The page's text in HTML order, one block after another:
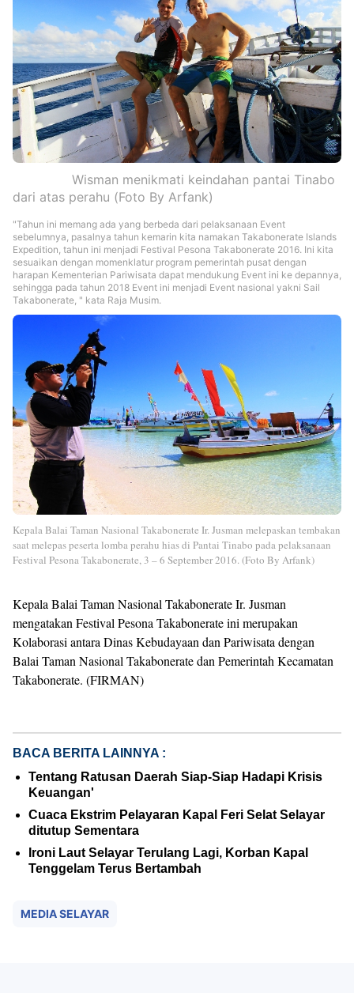
Wisman menikmati keindahan pantai Tinabo
dari atas perahu (Foto By Arfank)
"Tahun ini memang ada yang berbeda dari pelaksanaan Event
sebelumnya, pasalnya tahun kemarin kita namakan Takabonerate Islands
Expedition, tahun ini menjadi Festival Pesona Takabonerate 2016. Ini kita
sesuaikan dengan momenklatur program pemerintah pusat dengan
harapan Kementerian Pariwisata dapat mendukung Event ini ke depannya,
sehingga pada tahun 2018 Event ini menjadi Event nasional yakni Sail
Takabonerate, " kata Raja Musim.
Kepala Balai Taman Nasional Takabonerate Ir. Jusman melepaskan tembakan
saat melepas peserta lomba perahu hias di Pantai Tinabo pada pelaksanaan
Festival Pesona Takabonerate, 3 – 6 September 2016. (Foto By Arfank)
Kepala Balai Taman Nasional Takabonerate Ir. Jusman
mengatakan Festival Pesona Takabonerate ini merupakan
Kolaborasi antara Dinas Kebudayaan dan Pariwisata dengan
Balai Taman Nasional Takabonerate dan Pemerintah Kecamatan
Takabonerate. (FIRMAN)
BACA BERITA LAINNYA :
Tentang Ratusan Daerah Siap-Siap Hadapi Krisis
Keuangan'
Cuaca Ekstrim Pelayaran Kapal Feri Selat Selayar
ditutup Sementara
Ironi Laut Selayar Terulang Lagi, Korban Kapal
Tenggelam Terus Bertambah
MEDIA SELAYAR